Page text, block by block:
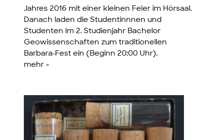
Jahres 2016 mit einer kleinen Feier im Hörsaal.
Danach laden die Studentinnnen und
Studenten im 2. Studienjahr Bachelor
Geowissenschaften zum traditionellen
Barbara-Fest ein (Beginn 20:00 Uhr).
mehr »